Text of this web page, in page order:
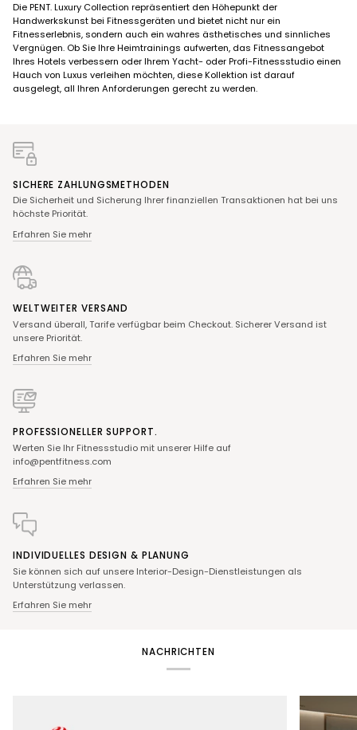
Die PENT. Luxury Collection repräsentiert den Höhepunkt der
Handwerkskunst bei Fitnessgeräten und bietet nicht nur ein
Fitnesserlebnis, sondern auch ein wahres ästhetisches und sinnliches
Vergnügen. Ob Sie Ihre Heimtrainings aufwerten, das Fitnessangebot
Ihres Hotels verbessern oder Ihrem Yacht- oder Profi-Fitnessstudio einen
Hauch von Luxus verleihen möchten, diese Kollektion ist darauf
ausgelegt, all Ihren Anforderungen gerecht zu werden.
SICHERE ZAHLUNGSMETHODEN
Die Sicherheit und Sicherung Ihrer finanziellen Transaktionen hat bei uns
höchste Priorität.
Erfahren Sie mehr
WELTWEITER VERSAND
Versand überall, Tarife verfügbar beim Checkout. Sicherer Versand ist
unsere Priorität.
Erfahren Sie mehr
PROFESSIONELLER SUPPORT.
Werten Sie Ihr Fitnessstudio mit unserer Hilfe auf
info@pentfitness.com
Erfahren Sie mehr
INDIVIDUELLES DESIGN & PLANUNG
Sie können sich auf unsere Interior-Design-Dienstleistungen als
Unterstützung verlassen.
Erfahren Sie mehr
NACHRICHTEN